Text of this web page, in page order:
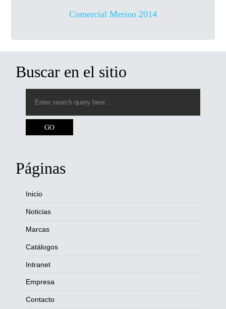
Comercial Merino 2014
Buscar en el sitio
Páginas
Inicio
Noticias
Marcas
Catálogos
Intranet
Empresa
Contacto